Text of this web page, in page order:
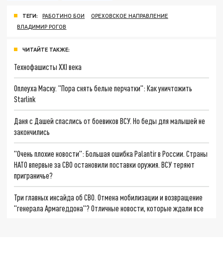
ТЕГИ: РАБОТИНО БОИ
ОРЕХОВСКОЕ НАПРАВЛЕНИЕ
ВЛАДИМИР РОГОВ
ЧИТАЙТЕ ТАКЖЕ:
Технофашисты XXI века
Оплеуха Маску. "Пора снять белые перчатки": Как уничтожить
Starlink
Даня с Дашей спаслись от боевиков ВСУ. Но беды для малышей не
закончились
"Очень плохие новости": Большая ошибка Palantir в России. Страны
НАТО впервые за СВО остановили поставки оружия. ВСУ теряют
приграничье?
Три главных инсайда об СВО. Отмена мобилизации и возвращение
"генерала Армагеддона"? Отличные новости, которые ждали все